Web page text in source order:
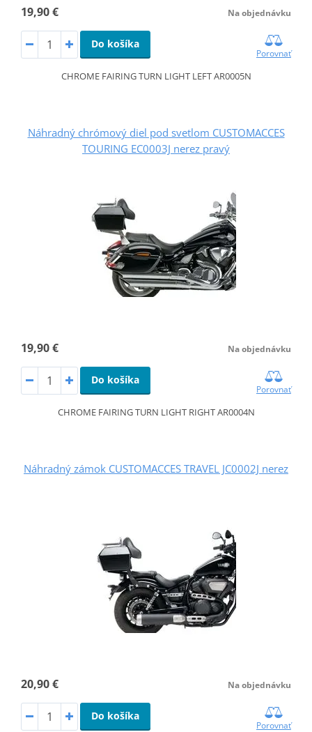
19,90 € Na objednávku
Do košíka
Porovnať
CHROME FAIRING TURN LIGHT LEFT AR0005N
Náhradný chrómový diel pod svetlom CUSTOMACCES
TOURING EC0003J nerez pravý
19,90 € Na objednávku
Do košíka
Porovnať
CHROME FAIRING TURN LIGHT RIGHT AR0004N
Náhradný zámok CUSTOMACCES TRAVEL JC0002J nerez
20,90 € Na objednávku
Do košíka
Porovnať